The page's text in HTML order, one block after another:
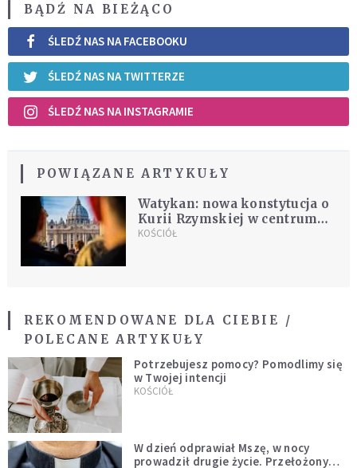
BĄDŹ NA BIEŻĄCO
ŚLEDŹ NAS NA FACEBOOKU
ŚLEDŹ NAS NA TWITTERZE
ŚLEDŹ NAS NA INSTAGRAMIE
POWIĄZANE ARTYKUŁY
Watykan: nowa konstytucja o
Kurii Rzymskiej w centrum
prac Rady Kardynałów
KOŚCIÓŁ
REKOMENDOWANE DLA CIEBIE /
POLECANE ARTYKUŁY
Potrzebujesz pomocy? Pomodlimy się
w Twojej intencji
KOŚCIÓŁ
W dzień odprawiał Mszę, w nocy
prowadził drugie życie. Przełożony